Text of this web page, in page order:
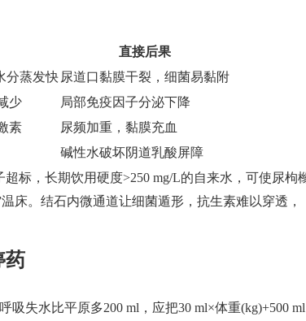
直接后果
分蒸发快 尿道口黏膜干裂，细菌易黏附
少
局部免疫因子分泌下降
素
尿频加重，黏膜充血
碱性水破坏阴道乳酸屏障
标，长期饮用硬度>250 mg/L的自来水，可使尿枸
床。结石内微通道让细菌遁形，抗生素难以穿透，
药
失水比平原多200 ml，应把30 ml×体重(kg)+500 ml